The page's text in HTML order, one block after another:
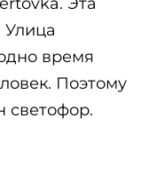
Эта
Улица
время
Поэтому
светофор.